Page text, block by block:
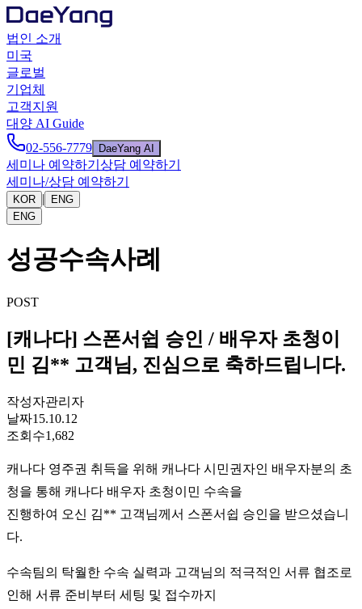
법인 소개
미국
글로벌
기업체
고객지원
대양 AI Guide
02-556-7779
DaeYang AI
세미나 예약하기 상담 예약하기
세미나/상담 예약하기
KOR |
ENG
ENG
성공수속사례
POST
[캐나다] 스폰서쉽 승인 / 배우자 초청이
민 김** 고객님, 진심으로 축하드립니다.
작성자관리자
날짜15.10.12
조회수1,682
캐나다 영주권 취득을 위해 캐나다 시민권자인 배우자분의 초
청을 통해 캐나다 배우자 초청이민 수속을
진행하여 오신 김** 고객님께서 스폰서쉽 승인을 받으셨습니
다.
수속팀의 탁월한 수속 실력과 고객님의 적극적인 서류 협조로
인해 서류 준비부터 세팅 및 접수까지